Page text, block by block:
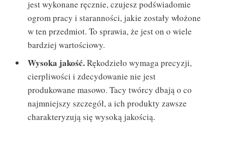
jest wykonane ręcznie, czujesz podświadomie
ogrom pracy i staranności, jakie zostały włożone
w ten przedmiot. To sprawia, że jest on o wiele
bardziej wartościowy.
Wysoka jakość.Rękodzieło wymaga precyzji,
cierpliwości i zdecydowanie nie jest
produkowane masowo. Tacy twórcy dbają o co
najmniejszy szczegół, a ich produkty zawsze
charakteryzują się wysoką jakością.